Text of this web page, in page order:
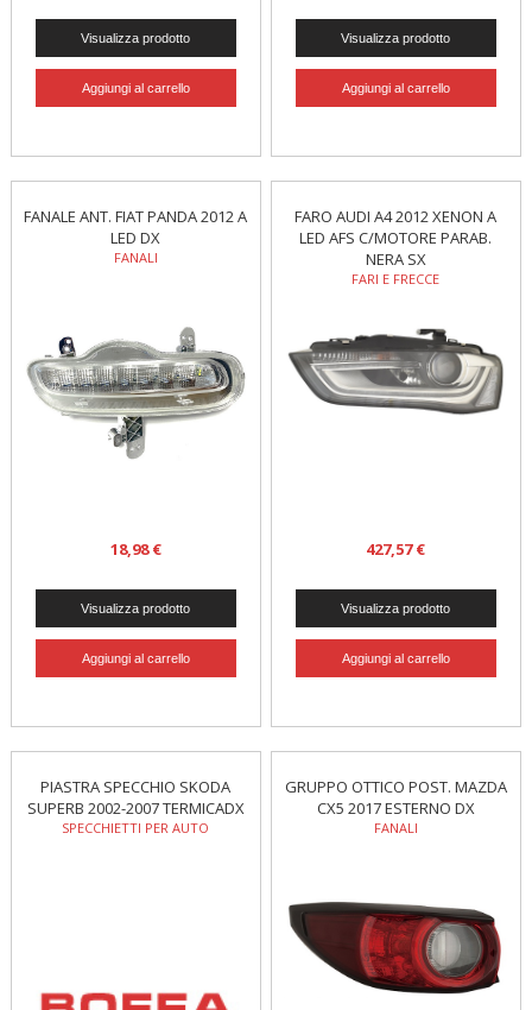
FANALE ANT. FIAT PANDA 2012 A
LED DX
FANALI
18,98 €
FARO AUDI A4 2012 XENON A
LED AFS C/MOTORE PARAB.
NERA SX
FARI E FRECCE
427,57 €
PIASTRA SPECCHIO SKODA
SUPERB 2002-2007 TERMICADX
SPECCHIETTI PER AUTO
GRUPPO OTTICO POST. MAZDA
CX5 2017 ESTERNO DX
FANALI